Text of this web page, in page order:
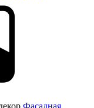
Фасадная